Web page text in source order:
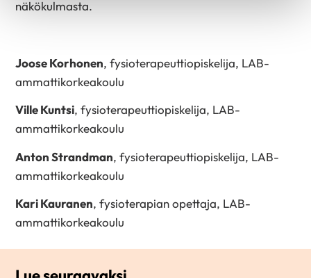
näkökulmasta.
Joose Korhonen, fysioterapeuttiopiskelija, LAB-
ammattikorkeakoulu
Ville Kuntsi, fysioterapeuttiopiskelija, LAB-
ammattikorkeakoulu
Anton Strandman, fysioterapeuttiopiskelija, LAB-
ammattikorkeakoulu
Kari Kauranen, fysioterapian opettaja, LAB-
ammattikorkeakoulu